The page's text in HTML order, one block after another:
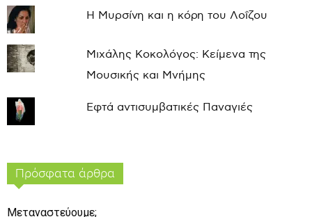
Η Μυρσίνη και η κόρη του Λοΐζου
Μιχάλης Κοκολόγος: Κείμενα της
Μουσικής και Μνήμης
Εφτά αντισυμβατικές Παναγιές
Πρόσφατα άρθρα
Μεταναστεύουμε;